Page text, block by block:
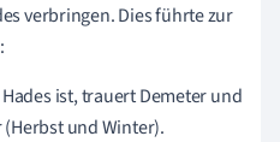
verbringen. Dies führte zur
ist, trauert Demeter und
und Winter).